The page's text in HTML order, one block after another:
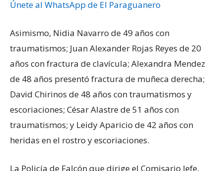
Únete al WhatsApp de El Paraguanero
Asimismo, Nidia Navarro de 49 años con
traumatismos; Juan Alexander Rojas Reyes de 20
años con fractura de clavícula; Alexandra Mendez
de 48 años presentó fractura de muñeca derecha;
David Chirinos de 48 años con traumatismos y
escoriaciones; César Alastre de 51 años con
traumatismos; y Leidy Aparicio de 42 años con
heridas en el rostro y escoriaciones.
La Policía de Falcón que dirige el Comisario Jefe,